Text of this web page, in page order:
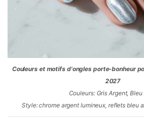
Couleurs et motifs d'ongles porte-bonheur
2027
Couleurs: Gris Argent,
Style: chrome argent lumineux, reflets bleu